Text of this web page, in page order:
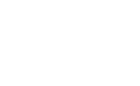
ตคติ ค่านิยม